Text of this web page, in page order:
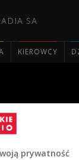
SA
KIEROWCY
prywatność